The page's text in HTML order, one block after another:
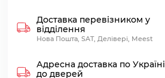
Доставка перевізником у
відділення
Нова Пошта, SAT, Делівері, Meest
Адресна доставка по Україні
до дверей